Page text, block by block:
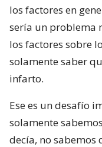
los factores en
sería un problema
los factores sobre
solamente saber
infarto.
Ese es un desafío
solamente
decía, no sabemos